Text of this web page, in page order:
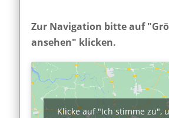
Zur Navigation bitte auf
ansehen" klicken.
Klicke auf "Ich stimme zu",